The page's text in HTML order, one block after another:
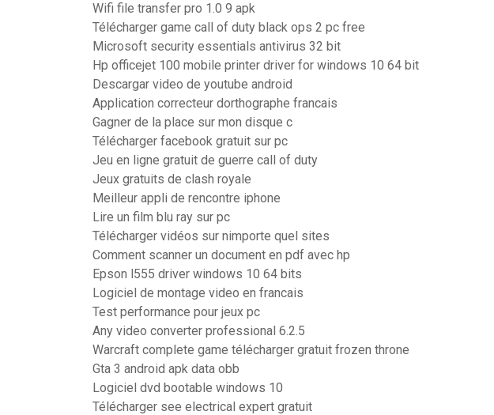
Wifi file transfer pro 1.0 9 apk
Télécharger game call of duty black ops 2 pc free
Microsoft security essentials antivirus 32 bit
Hp officejet 100 mobile printer driver for windows 10 64 bit
Descargar video de youtube android
Application correcteur dorthographe francais
Gagner de la place sur mon disque c
Télécharger facebook gratuit sur pc
Jeu en ligne gratuit de guerre call of duty
Jeux gratuits de clash royale
Meilleur appli de rencontre iphone
Lire un film blu ray sur pc
Télécharger vidéos sur nimporte quel sites
Comment scanner un document en pdf avec hp
Epson l555 driver windows 10 64 bits
Logiciel de montage video en francais
Test performance pour jeux pc
Any video converter professional 6.2.5
Warcraft complete game télécharger gratuit frozen throne
Gta 3 android apk data obb
Logiciel dvd bootable windows 10
Télécharger see electrical expert gratuit